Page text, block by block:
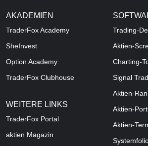
AKADEMIEN
TraderFox Academy
SheInvest
Option Academy
TraderFox Clubhouse
WEITERE LINKS
TraderFox Portal
aktien Magazin
Trading-
Aktien-
Charting-
Signal
Aktien-
Aktien-
Aktien-